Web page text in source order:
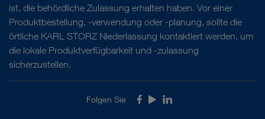
ist, die behördliche Zulassung erhalten haben. Vor einer
Produktbestellung, -verwendung oder -planung, sollte die
örtliche KARL STORZ Niederlassung kontaktiert werden, um
die lokale Produktverfügbarkeit und -zulassung
sicherzustellen.
Folgen Sie Facebook
YoutubeLinkedIn